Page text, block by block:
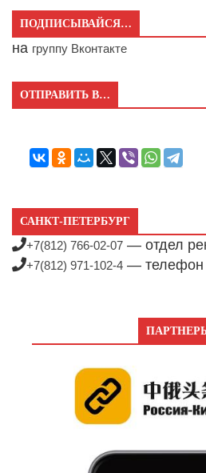
ПОДПИСЫВАЙСЯ…
на группу Вконтакте
ОТПРАВИТЬ В…
САНКТ-ПЕТЕРБУРГ
+7(812) 766-02-07 — отдел
+7(812) 971-102-4 — телефон